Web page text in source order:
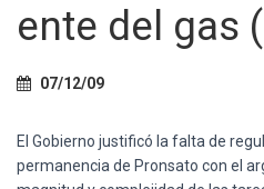
ente del gas
07/12/09
El Gobierno justificó la falta de
permanencia de Pronsato con el